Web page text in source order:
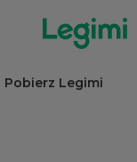
Pobierz Legimi